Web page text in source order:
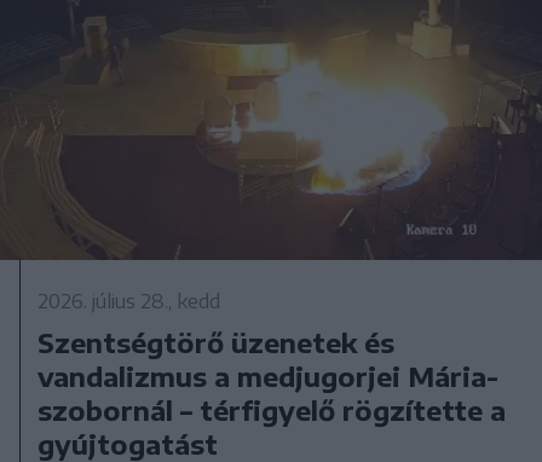
2026. július 28., kedd
Szentségtörő üzenetek és
vandalizmus a medjugorjei Mária-
szobornál – térfigyelő rögzítette a
gyújtogatást